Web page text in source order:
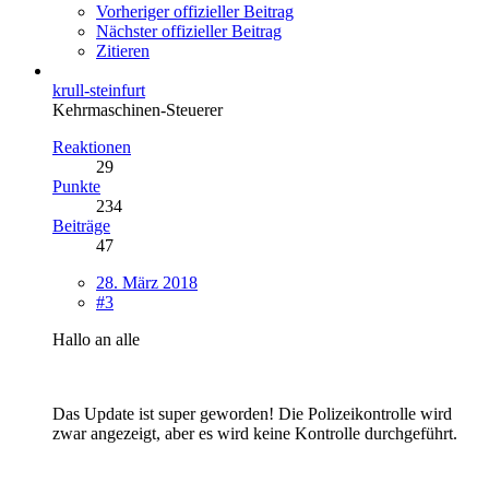
Vorheriger offizieller Beitrag
Nächster offizieller Beitrag
Zitieren
krull-steinfurt
Kehrmaschinen-Steuerer
Reaktionen
29
Punkte
234
Beiträge
47
28. März 2018
#3
Hallo an alle
Das Update ist super geworden! Die Polizeikontrolle wird
zwar angezeigt, aber es wird keine Kontrolle durchgeführt.